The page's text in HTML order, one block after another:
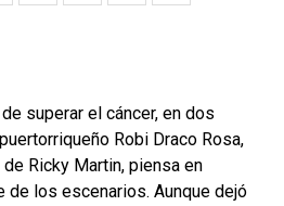
superar el cáncer, en dos
Robi Draco Rosa,
Ricky Martin, piensa en
de los escenarios. Aunque dejó